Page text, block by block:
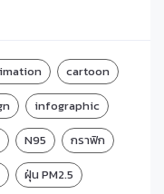
cartoon
infographic
N95
กราฟิก
ฝุ่น PM2.5